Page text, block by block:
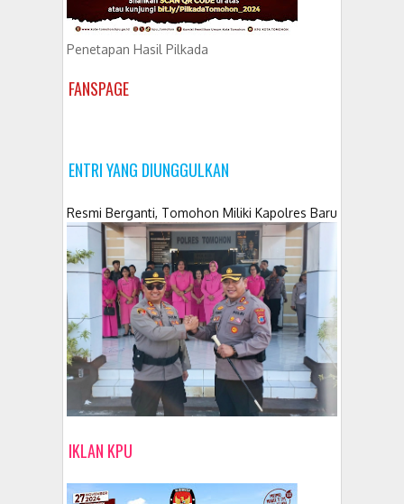
Penetapan Hasil Pilkada
FANSPAGE
ENTRI YANG DIUNGGULKAN
Resmi Berganti, Tomohon Miliki Kapolres Baru
IKLAN KPU